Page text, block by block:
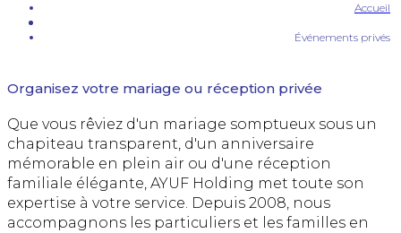
Accueil
Événements privés
Organisez votre mariage ou réception privée
Que vous rêviez d'un mariage somptueux sous un
chapiteau transparent, d'un anniversaire
mémorable en plein air ou d'une réception
familiale élégante, AYUF Holding met toute son
expertise à votre service. Depuis 2008, nous
accompagnons les particuliers et les familles en